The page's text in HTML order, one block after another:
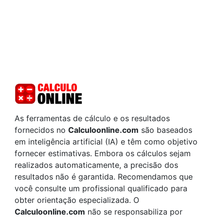
As ferramentas de cálculo e os resultados
fornecidos no Calculoonline.com são baseados
em inteligência artificial (IA) e têm como objetivo
fornecer estimativas. Embora os cálculos sejam
realizados automaticamente, a precisão dos
resultados não é garantida. Recomendamos que
você consulte um profissional qualificado para
obter orientação especializada. O
Calculoonline.com não se responsabiliza por